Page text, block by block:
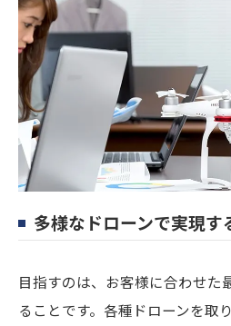
多様なドローンで実現す
目指すのは、お客様に合わせた
ることです。各種ドローンを取